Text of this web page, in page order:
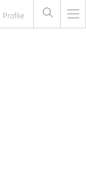
Profile